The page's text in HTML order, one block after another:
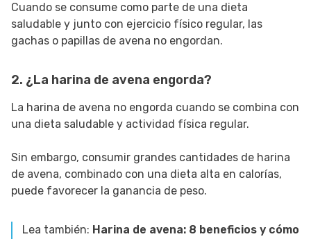
Cuando se consume como parte de una dieta
saludable y junto con ejercicio físico regular, las
gachas o papillas de avena no engordan.
2. ¿La harina de avena engorda?
La harina de avena no engorda cuando se combina con
una dieta saludable y actividad física regular.
Sin embargo, consumir grandes cantidades de harina
de avena, combinado con una dieta alta en calorías,
puede favorecer la ganancia de peso.
Lea también: Harina de avena: 8 beneficios y cómo